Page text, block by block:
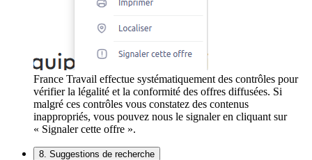
France Travail effectue systématiquement des contrôles pour
vérifier la légalité et la conformité des offres diffusées. Si
malgré ces contrôles vous constatez des contenus
inappropriés, vous pouvez nous le signaler en cliquant sur
« Signaler cette offre ».
8. Suggestions de recherche